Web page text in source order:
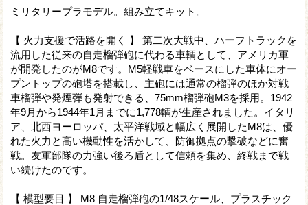
ミリタリープラモデル。組み立てキット。
【 火力支援で活路を開く 】 第二次大戦中、ハーフトラックを
流用した従来の自走榴弾砲に代わる車輌として、アメリカ軍
が開発したのがM8です。M5軽戦車をベースにした車体にオー
プントップの砲塔を搭載し、主砲には通常の榴弾のほか対戦
車榴弾や発煙弾も発射できる、75mm榴弾砲M3を採用。1942
年9月から1944年1月までに1,778輌が生産されました。イタリ
ア、北西ヨーロッパ、太平洋戦域と幅広く展開したM8は、優
れた火力と高い機動性を活かして、防御拠点の撃破などに奮
戦。友軍部隊の力強い後ろ盾として信頼を集め、終戦まで戦
い続けたのです。
【 模型要目 】 M8 自走榴弾砲の1/48スケール、プラスチック